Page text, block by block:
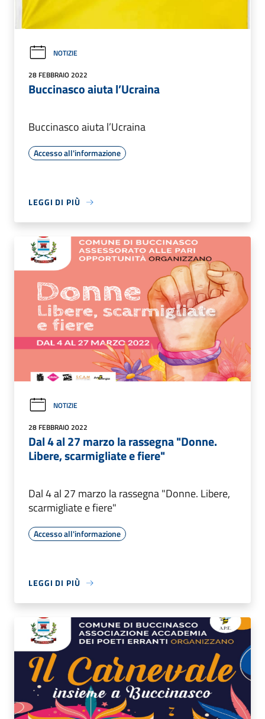
NOTIZIE
28 FEBBRAIO 2022
Buccinasco aiuta l’Ucraina
Buccinasco aiuta l’Ucraina
Accesso all'informazione
LEGGI DI PIÙ
NOTIZIE
28 FEBBRAIO 2022
Dal 4 al 27 marzo la rassegna "Donne.
Libere, scarmigliate e fiere"
Dal 4 al 27 marzo la rassegna "Donne. Libere,
scarmigliate e fiere"
Accesso all'informazione
LEGGI DI PIÙ